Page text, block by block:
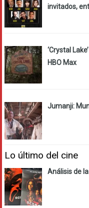
invitados,
‘Crystal
HBO Max
Jumanji:
Lo último del cine
Análisis de